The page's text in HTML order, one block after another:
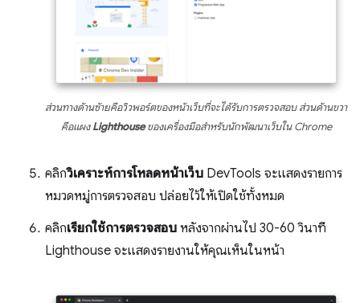
ส่วนทางด้านซ้ายคือวิวพอร์ตของหน้าเว็บที่จะได้รับการตรวจสอบ ส่วนด้านขวา
คือแผงLighthouseของเครื่องมือสำหรับนักพัฒนาเว็บใน Chrome
คลิกวิเคราะห์การโหลดหน้าเว็บ DevTools จะแสดงรายการ
หมวดหมู่การตรวจสอบ ปล่อยไว้ให้เปิดใช้ทั้งหมด
คลิกเรียกใช้การตรวจสอบ หลังจากผ่านไป 30-60 วินาที
Lighthouse จะแสดงรายงานให้คุณเห็นในหน้า